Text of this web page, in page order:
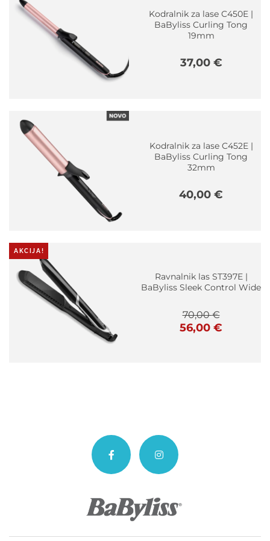
Kodralnik za lase C450E |
BaByliss Curling Tong
19mm
37,00 €
Kodralnik za lase C452E |
BaByliss Curling Tong
32mm
40,00 €
Ravnalnik las ST397E |
BaByliss Sleek Control Wide
AKCIJA!
70,00€
56,00 €
Trenutna